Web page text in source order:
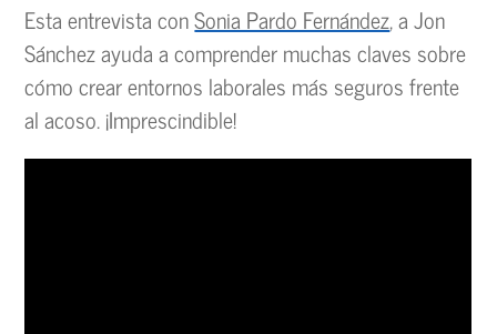
Esta entrevista conSonia Pardo Fernández, a Jon
Sánchez ayuda a comprender muchas claves sobre
cómo crear entornos laborales más seguros frente
al acoso. ¡Imprescindible!